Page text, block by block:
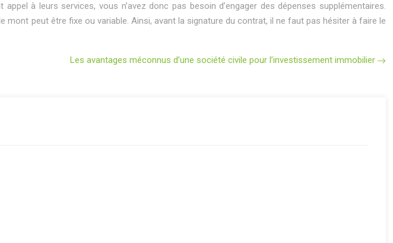
à leurs services, vous n’avez donc pas besoin d’engager des dépenses supplémentaires.
peut être fixe ou variable. Ainsi, avant la signature du contrat, il ne faut pas hésiter à faire le
Les avantages méconnus d’une société civile pour l’investissement immobilier